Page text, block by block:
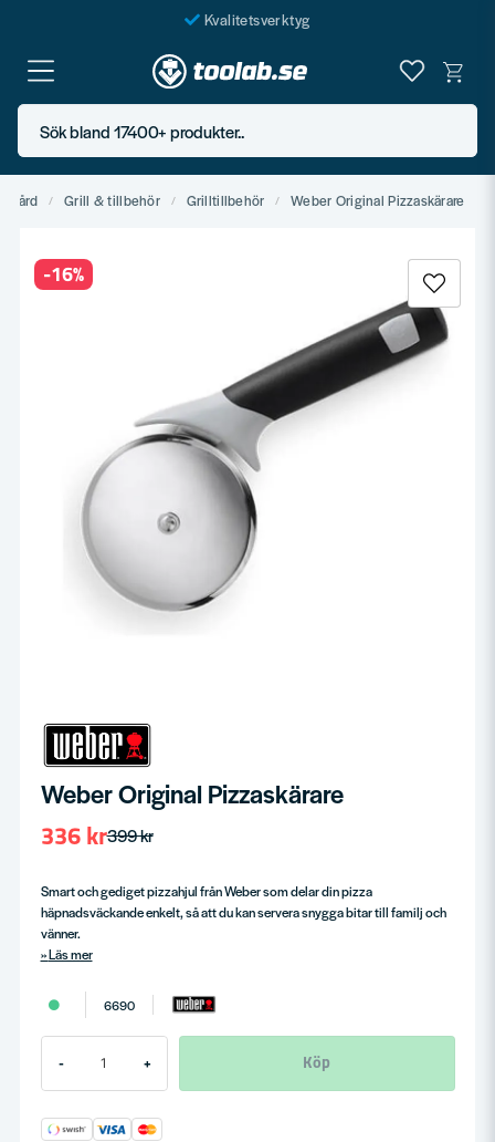
Kvalitetsverktyg
Fraktfritt över 999 SEK*
En järnhandel för alla
Butik i Göteborg
Sök bland 17400+ produkter..
Grill & tillbehör Grilltillbehör Weber Original Pizzaskärare
-16%
Weber Original Pizzaskärare
399 kr
336 kr
Smart och gediget pizzahjul från Weber som delar din pizza
häpnadsväckande enkelt, så att du kan servera snygga bitar till familj och
vänner.
Läs mer
6690
- + Köp